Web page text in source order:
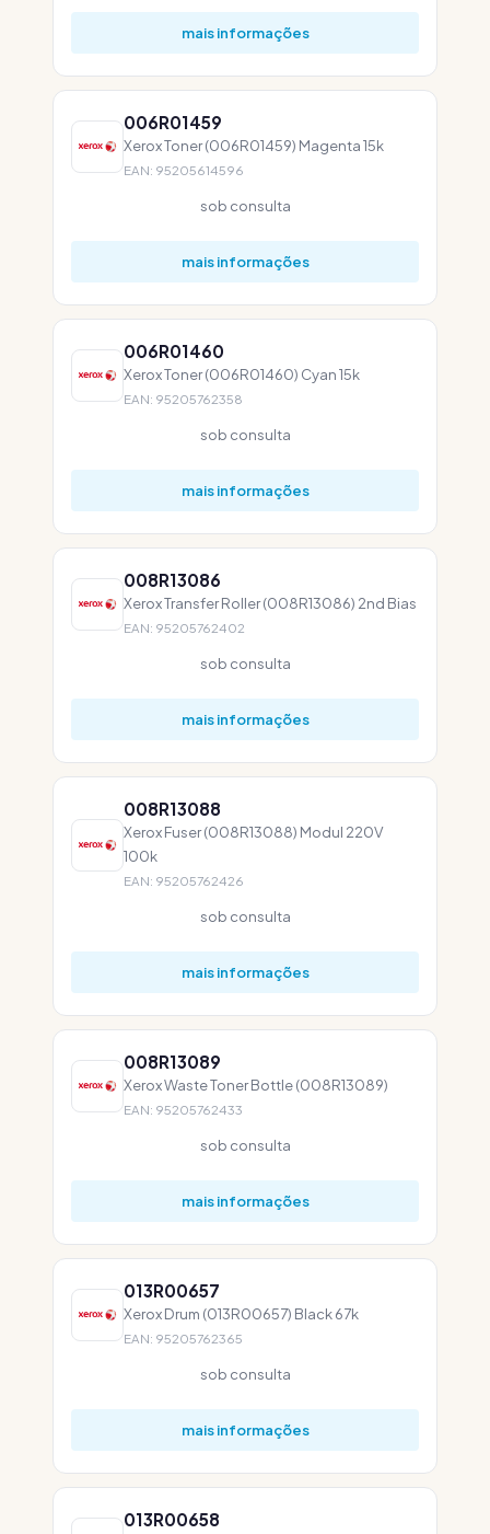
mais informações
006R01459
Xerox Toner (006R01459) Magenta 15k
EAN: 95205614596
sob consulta
mais informações
006R01460
Xerox Toner (006R01460) Cyan 15k
EAN: 95205762358
sob consulta
mais informações
008R13086
Xerox Transfer Roller (008R13086) 2nd Bias
EAN: 95205762402
sob consulta
mais informações
008R13088
Xerox Fuser (008R13088) Modul 220V
100k
EAN: 95205762426
sob consulta
mais informações
008R13089
Xerox Waste Toner Bottle (008R13089)
EAN: 95205762433
sob consulta
mais informações
013R00657
Xerox Drum (013R00657) Black 67k
EAN: 95205762365
sob consulta
mais informações
013R00658